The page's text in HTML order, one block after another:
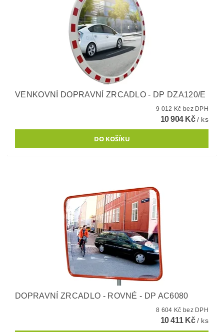
VENKOVNÍ DOPRAVNÍ ZRCADLO - DP DZA120/E
9 012 Kč bez DPH
10 904 Kč/ ks
DOPRAVNÍ ZRCADLO - ROVNÉ - DP AC6080
8 604 Kč bez DPH
10 411 Kč/ ks